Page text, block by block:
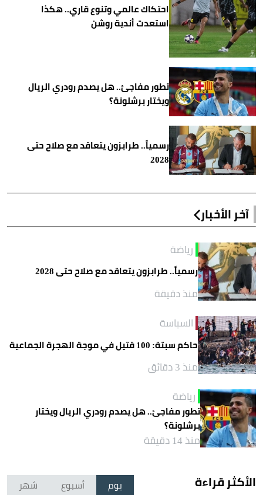
احتكاك عالمي وتنوع قاري.. هكذا
استعدت أندية روشن
تطور مفاجئ.. هل يصدم رودري الريال
ويختار برشلونة؟
رسمياً.. طرابزون يتعاقد مع صلاح حتى
2028
آخر الأخبار
رياضة
رسمياً.. طرابزون يتعاقد مع صلاح حتى 2028
منذ دقيقة
السياسة
حاكم سبتة: 100 قتيل في موجة الهجرة الجماعية
منذ 3 دقائق
رياضة
تطور مفاجئ.. هل يصدم رودري الريال ويختار
برشلونة؟
منذ 14 دقيقة
الأكثر قراءة يوم أسبوع شهر